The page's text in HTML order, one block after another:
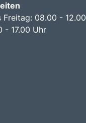
Freitag: 08.00 - 12.00
- 17.00 Uhr